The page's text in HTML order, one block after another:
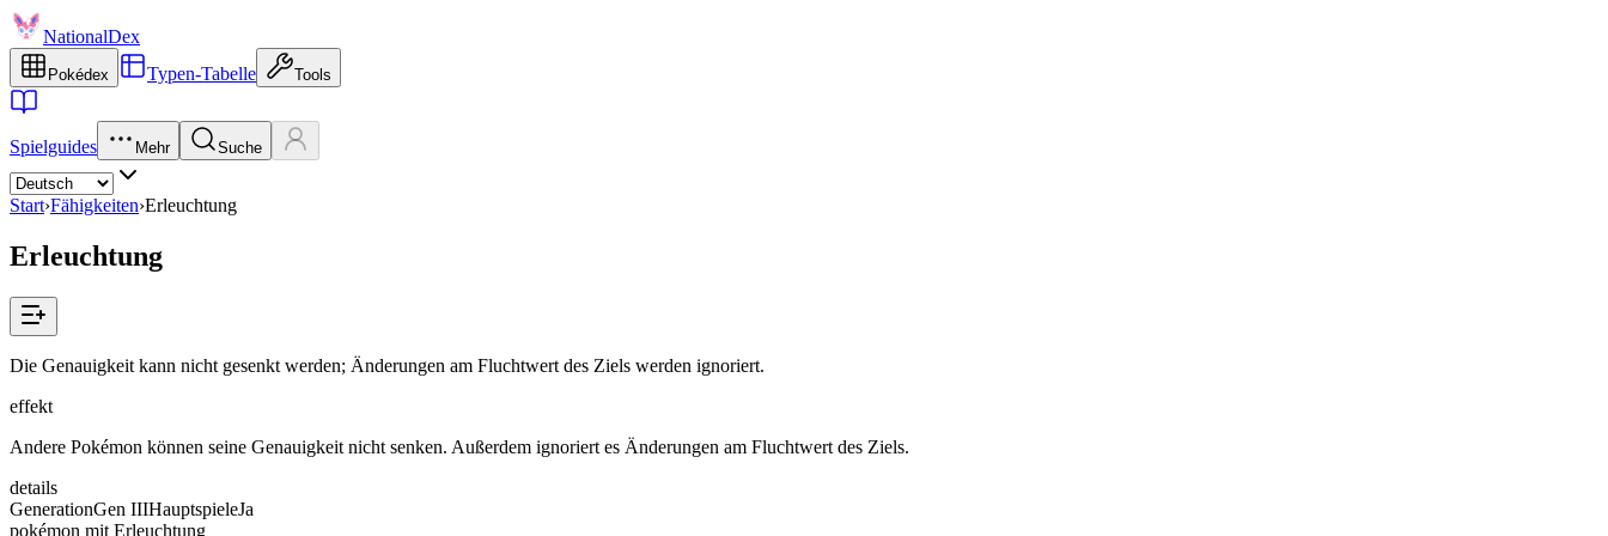
NationalDex
Pokédex Typen-Tabelle Tools
Spielguides Mehr Suche
Start›Fähigkeiten›Erleuchtung
Erleuchtung
Die Genauigkeit kann nicht gesenkt werden; Änderungen am Fluchtwert des Ziels werden ignoriert.
effekt
Andere Pokémon können seine Genauigkeit nicht senken. Außerdem ignoriert es Änderungen am Fluchtwert des Ziels.
details
GenerationGen IIIHauptspieleJa
pokémon mit Erleuchtung